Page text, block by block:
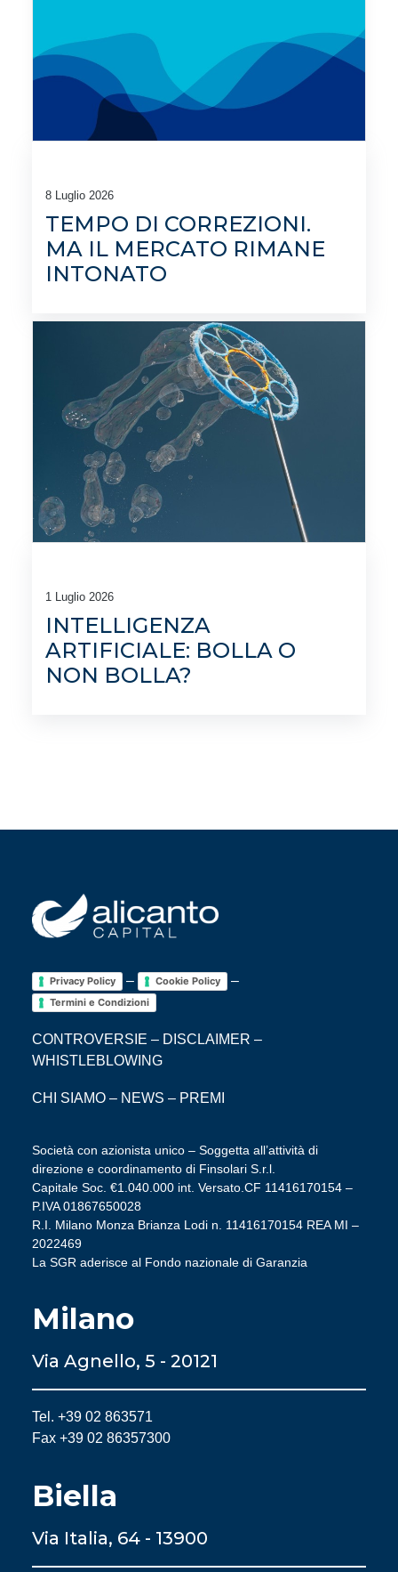
8 Luglio 2026
TEMPO DI CORREZIONI.
MA IL MERCATO RIMANE
INTONATO
1 Luglio 2026
INTELLIGENZA
ARTIFICIALE: BOLLA O
NON BOLLA?
Privacy Policy – Cookie Policy –
Termini e Condizioni
CONTROVERSIE – DISCLAIMER –
WHISTLEBLOWING
CHI SIAMO – NEWS – PREMI
Società con azionista unico – Soggetta all’attività di
direzione e coordinamento di Finsolari S.r.l.
Capitale Soc. €1.040.000 int. Versato.CF 11416170154 –
P.IVA 01867650028
R.I. Milano Monza Brianza Lodi n. 11416170154 REA MI –
2022469
La SGR aderisce al Fondo nazionale di Garanzia
Milano
Via Agnello, 5 - 20121
Tel. +39 02 863571
Fax +39 02 86357300
Biella
Via Italia, 64 - 13900